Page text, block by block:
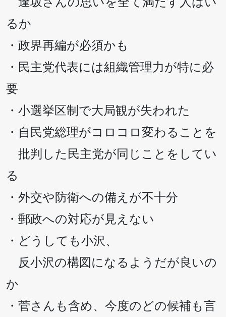
るか
・政界再編が必須かも
・民主党代表には組織管理力が特に必
要
・小選挙区制で大局観が失われた
・自民党総理がコロコロ変わることを
批判した民主党が同じことをしてい
る
・外交や防衛への備えが不十分
・郵政への対応が見えない
・どうしても小沢、
反小沢の構図になるようだが良いの
か
・菅さんも含め、今度のどの候補も言